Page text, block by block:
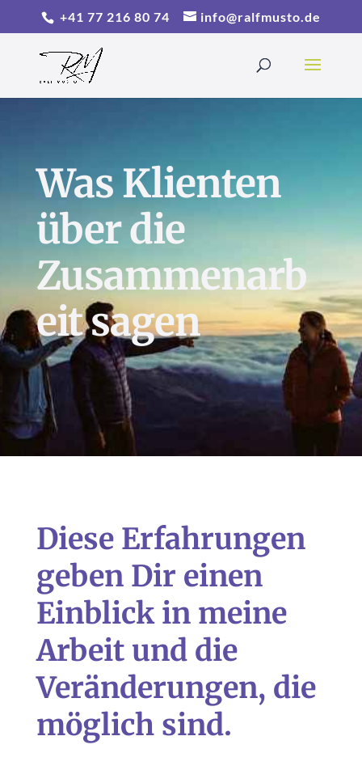
+41 77 216 80 74 info@ralfmusto.de
Was Klienten
über die
Zusammenarb
eit sagen
Diese Erfahrungen
geben Dir einen
Einblick in meine
Arbeit und die
Veränderungen, die
möglich sind.